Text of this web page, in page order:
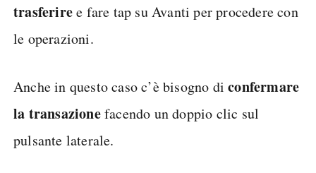
trasferiree fare tap su Avanti per procedere con
le operazioni.
Anche in questo caso c’è bisogno diconfermare
la transazionefacendo un doppio clic sul
pulsante laterale.